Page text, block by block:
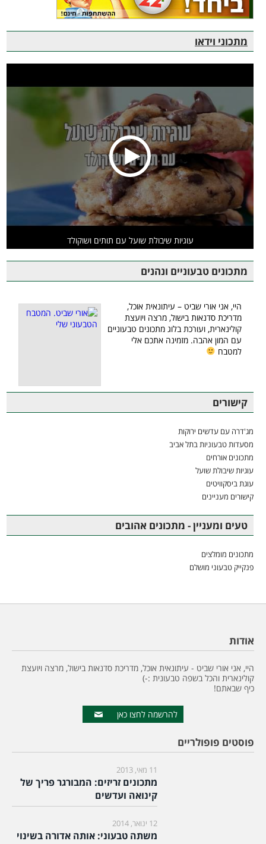
מתכוני וידאו
עוגיות שיבולת שועל עם תותים ושוקולד
מתכונים טבעוניים ונהנים
היי, אני אורי שביט – עיתונאית אוכל,
מדריכת סדנאות בישול, מרצה ויועצת
קולינארית, ועורכת בלוג מתכונים טבעוניים
עם המון אהבה. מזמינה אתכם אלי
למטבח
קישורים
מג'דרה עם עדשים ירוקות
מסעדות טבעוניות בתל אביב
מתכונים אורחים
עוגיות שיבולת שועל
עוגת ביסקוויטים
קישורים מעניינים
טעים ומעניין - מתכונים אהובים
מתכונים מומלצים
פנקייק טבעוני מושלם
אודות
היי, אני אורי שביט - עיתונאית אוכל, מדריכת סדנאות בישול, מרצה ויועצת
קולינארית והכל בשפה טבעונית :-)
כיף שבאתם!
להרשמה לחצו כאן
פוסטים פופולריים
11 מאי, 2013
מתכונים זריזים: המבורגר פריך של
קינואה ועדשים
12 ינואר, 2014
משתה טבעוני: אותה אדורה בשינוי